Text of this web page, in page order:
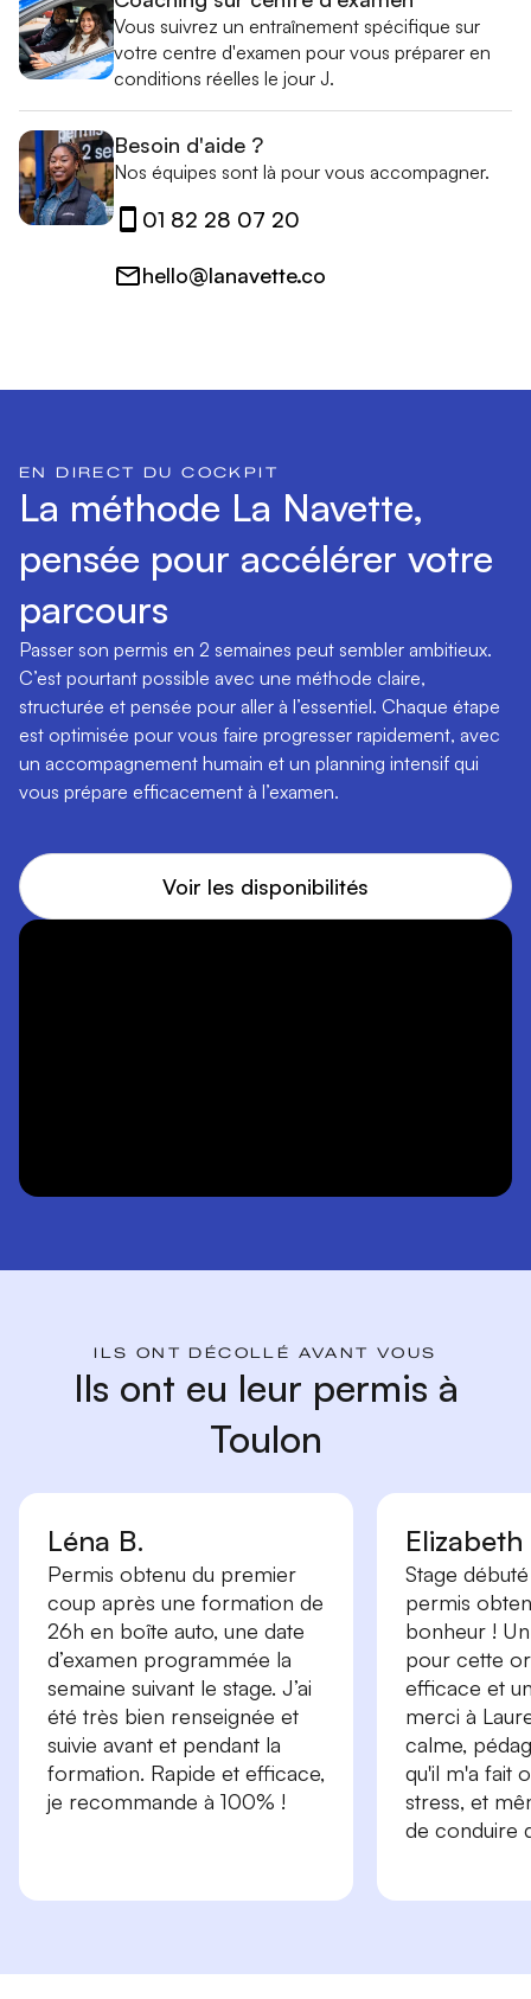
Vous suivrez un entraînement spécifique sur
votre centre d'examen pour vous préparer en
conditions réelles le jour J.
Besoin d'aide ?
Nos équipes sont là pour vous accompagner.
01 82 28 07 20
hello@lanavette.co
EN DIRECT DU COCKPIT
La méthode La Navette,
pensée pour accélérer votre
parcours
Passer son permis en 2 semaines peut sembler ambitieux.
C’est pourtant possible avec une méthode claire,
structurée et pensée pour aller à l’essentiel. Chaque étape
est optimisée pour vous faire progresser rapidement, avec
un accompagnement humain et un planning intensif qui
vous prépare efficacement à l’examen.
Voir les disponibilités
ILS ONT DÉCOLLÉ AVANT VOUS
Ils ont eu leur permis à
Toulon
Léna B.
Permis obtenu du premier
coup après une formation de
26h en boîte auto, une date
d’examen programmée la
semaine suivant le stage. J’ai
été très bien renseignée et
suivie avant et pendant la
formation. Rapide et efficace,
je recommande à 100% !
Elizabeth
Stage
permis
bonheur !
pour cette
efficace et
merci à
calme,
qu'il m'a fait
stress, et
de conduire